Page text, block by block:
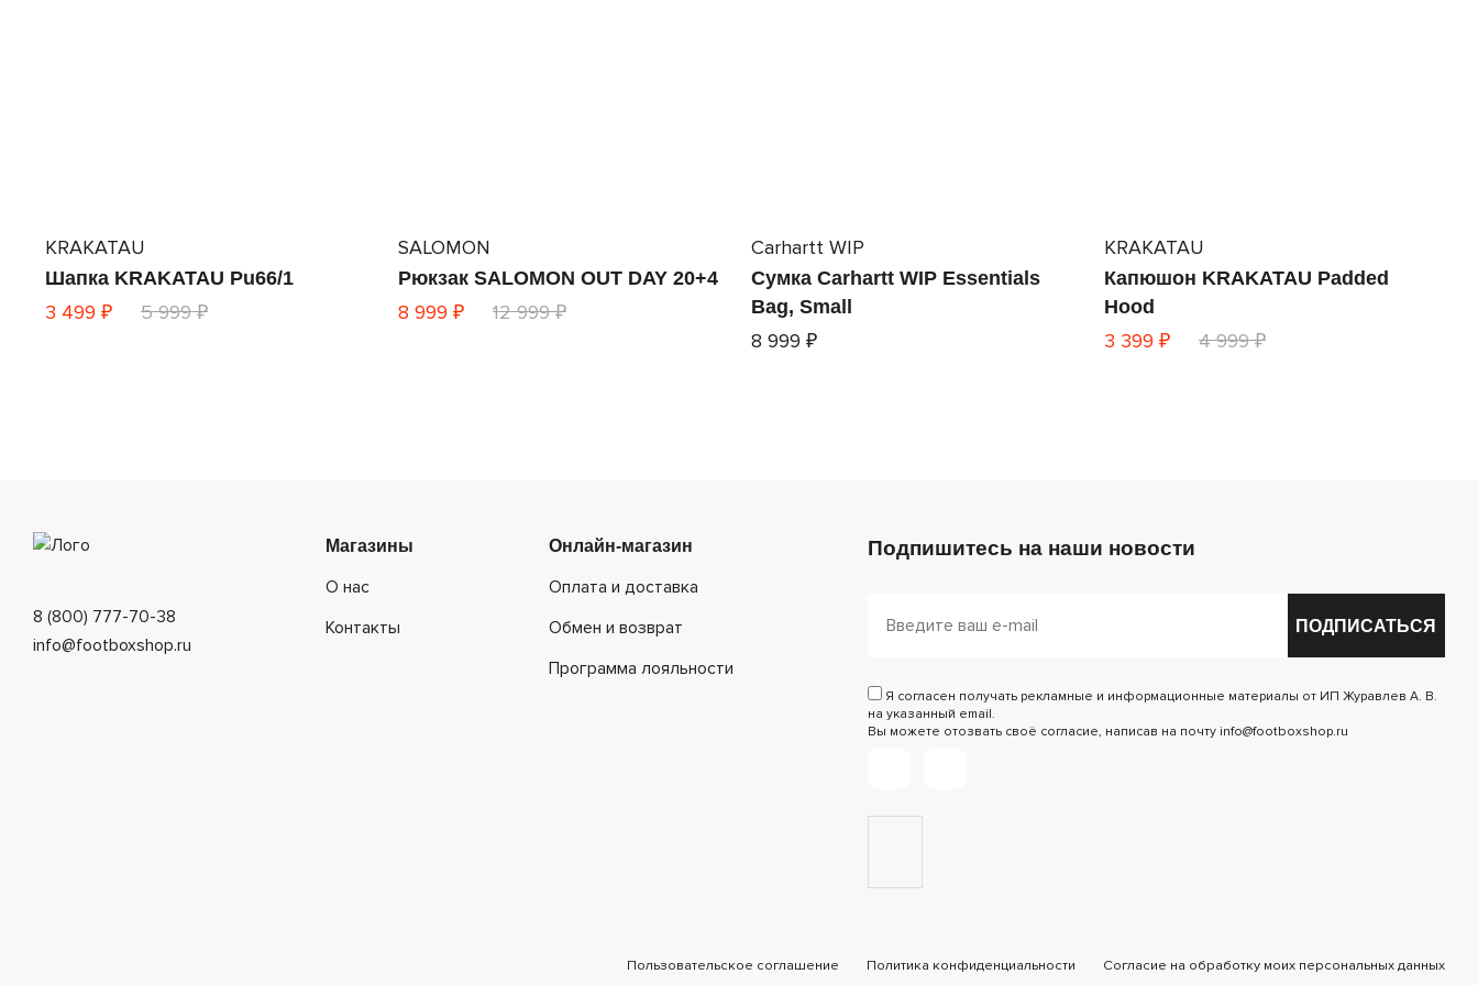
KRAKATAU
Шапка KRAKATAU Pu66/1
3 499 ₽ 5 999 ₽
SALOMON
Рюкзак SALOMON OUT DAY 20+4
8 999 ₽ 12 999 ₽
Carhartt WIP
Сумка Carhartt WIP Essentials
Bag, Small
8 999 ₽
KRAKATAU
Капюшон KRAKATAU Padded
Hood
3 399 ₽ 4 999 ₽
8 (800) 777-70-38
info@footboxshop.ru
Магазины
О нас
Контакты
Онлайн-магазин
Оплата и доставка
Обмен и возврат
Программа лояльности
Подпишитесь на наши новости
ПОДПИСАТЬСЯ
Я согласен получать рекламные и информационные материалы от ИП Журавлев А. В.
на указанный email.
Вы можете отозвать своё согласие, написав на почту info@footboxshop.ru
Пользовательское соглашение Политика конфиденциальности Согласие на обработку моих персональных данных